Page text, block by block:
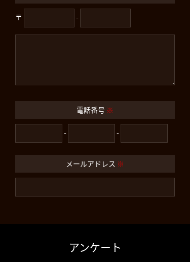
〒 -
電話番号 ※
- -
メールアドレス ※
アンケート